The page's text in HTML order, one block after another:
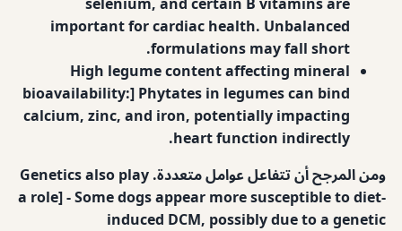
selenium, and certain B vitamins are
important for cardiac health. Unbalanced
formulations may fall short.
High legume content affecting mineral
bioavailability:] Phytates in legumes can bind
calcium, zinc, and iron, potentially impacting
heart function indirectly.
ومن المرجح أن تتفاعل عوامل متعددة. Genetics also play
a role] - Some dogs appear more susceptible to diet-
induced DCM, possibly due to a genetic